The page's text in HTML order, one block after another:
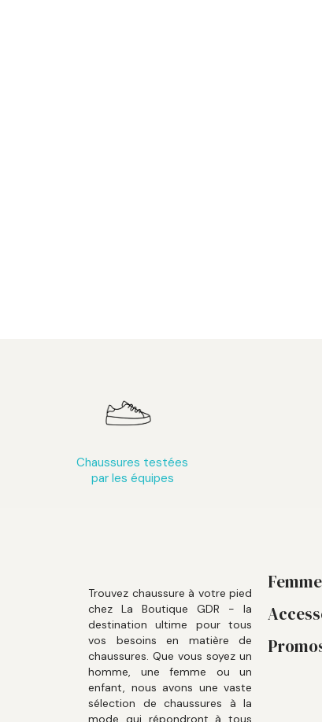
Chaussures testées
par les équipes
Trouvez chaussure à votre pied
chez La Boutique GDR - la
destination ultime pour tous
vos besoins en matière de
chaussures. Que vous soyez un
homme, une femme ou un
enfant, nous avons une vaste
sélection de chaussures à la
mode qui répondront à tous